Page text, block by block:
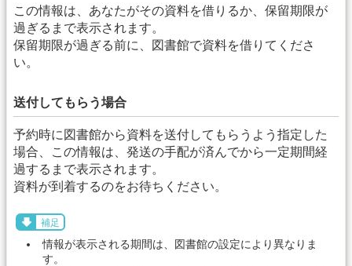
この情報は、あなたがその資料を借りるか、保留期限が
過ぎるまで表示されます。
保留期限が過ぎる前に、図書館で資料を借りてくださ
い。
送付してもらう場合
予約時に図書館から資料を送付してもらうよう指定した
場合、この情報は、発送の手配が済んでから一定期間経
過するまで表示されます。
資料が到着するのをお待ちください。
補足
情報が表示される期間は、図書館の設定により異なりま
す。